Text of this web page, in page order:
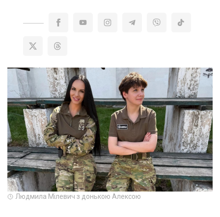
Людмила Мілевич з донькою Алексою